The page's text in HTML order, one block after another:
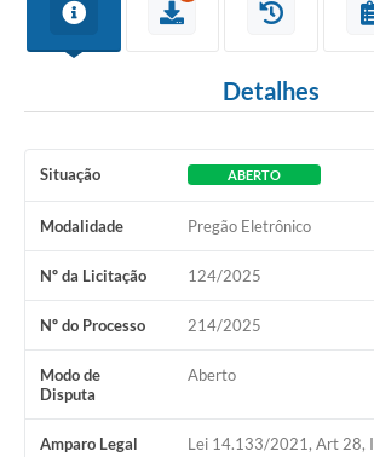
Contratos
Estatuto dos Servidores Municipais
PLANO MUNICIPAL DE ASSISTÊNCIA SOCIAL
A Nossa Cidade
Galeria de Vídeos
Detalhes
Situação ABERTO
Modalidade Pregão Eletrônico
Nº da Licitação 124/2025
Nº do Processo 214/2025
Modo de
Disputa
Aberto
Amparo Legal Lei 14.133/2021, Art 28, I